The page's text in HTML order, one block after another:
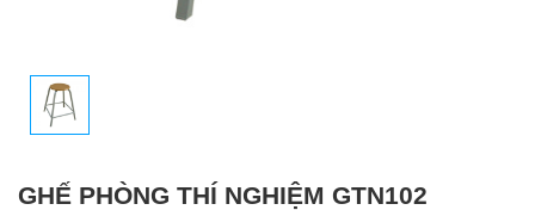
GHẾ PHÒNG THÍ NGHIỆM GTN102